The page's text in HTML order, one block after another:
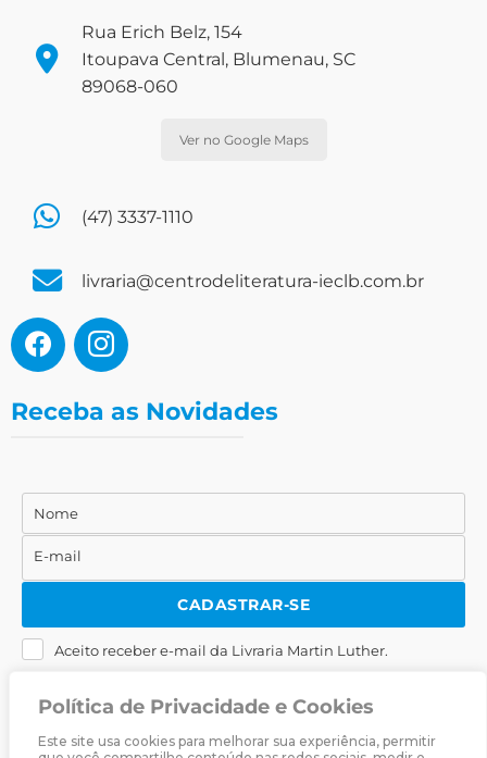
Política de Privacidade e Cookies
Este site usa cookies para melhorar sua experiência, permitir
Rua Erich Belz, 154
Itoupava Central, Blumenau, SC
89068-060
Ver no Google Maps
(47) 3337-1110
livraria@centrodeliteratura-ieclb.com.br
Receba as Novidades
Nome
Nome
E-
mail
E-mail
CADASTRAR-SE
Aceito receber e-mail da Livraria Martin Luther.